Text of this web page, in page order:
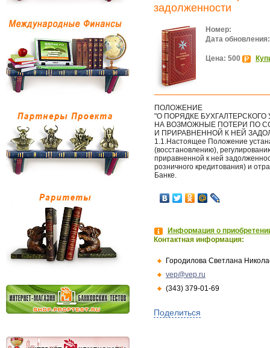
задолженности
Номер:
Дата обновления:
Цена: 500
ПОЛОЖЕНИЕ
"О ПОРЯДКЕ БУХГАЛТЕРСКОГО
НА ВОЗМОЖНЫЕ ПОТЕРИ ПО
И ПРИРАВНЕННОЙ К НЕЙ
1.1.Настоящее Положение
(восстановлению),
приравненной к ней
розничного кредитования) и
Банке.
Информация о
Контактная информация:
Городилова Светлана
vep@vep.ru
(343) 379-01-69
Поделиться